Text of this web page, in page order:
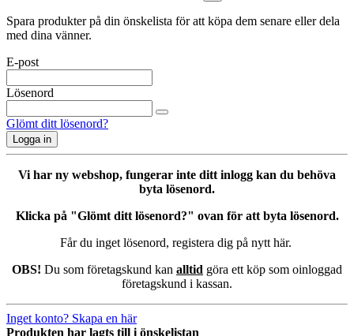
Spara produkter på din önskelista för att köpa dem senare eller dela
med dina vänner.
E-post
Lösenord
Glömt ditt lösenord?
Logga in
Vi har ny webshop, fungerar inte ditt inlogg kan du behöva
byta lösenord.
Klicka på "Glömt ditt lösenord?" ovan för att byta lösenord.
Får du inget lösenord, registera dig på nytt här.
OBS! Du som företagskund kan alltid göra ett köp som oinloggad
företagskund i kassan.
Inget konto? Skapa en här
Produkten har lagts till i önskelistan